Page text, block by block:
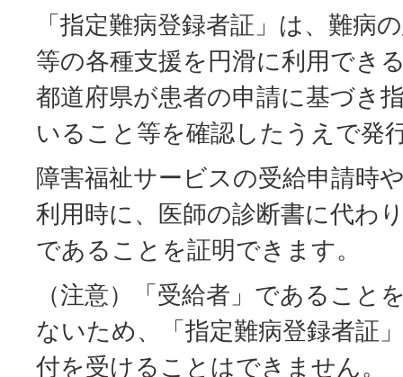
「指定難病登録者証」は、難病
等の各種支援を円滑に利用でき
都道府県が患者の申請に基づき
いること等を確認したうえで発
障害福祉サービスの受給申請時
利用時に、医師の診断書に代わ
であることを証明できます。
（注意）「受給者」であること
ないため、「指定難病登録者証
付を受けることはできません。